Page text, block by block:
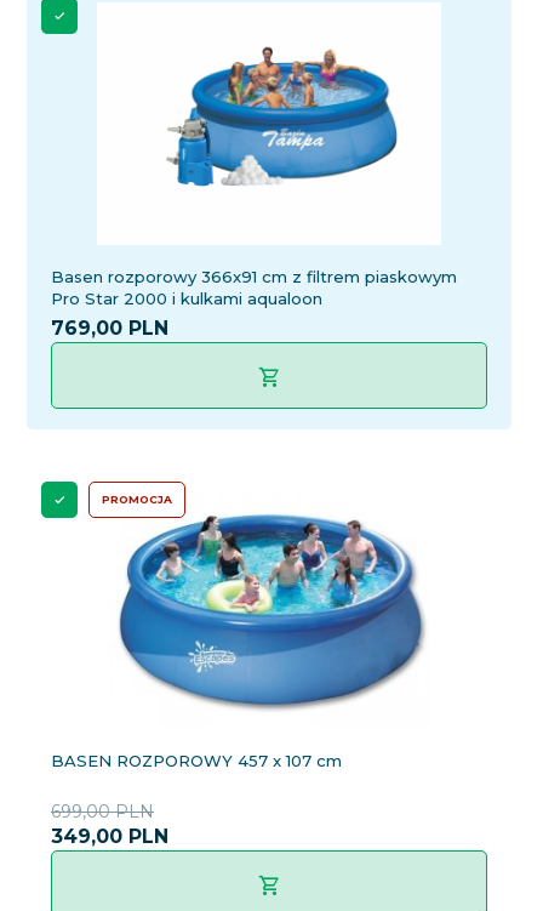
Basen rozporowy 366x91 cm z filtrem piaskowym
Pro Star 2000 i kulkami aqualoon
769,00 PLN
PROMOCJA
BASEN ROZPOROWY 457 x 107 cm
349,00 PLN
699,00 PLN